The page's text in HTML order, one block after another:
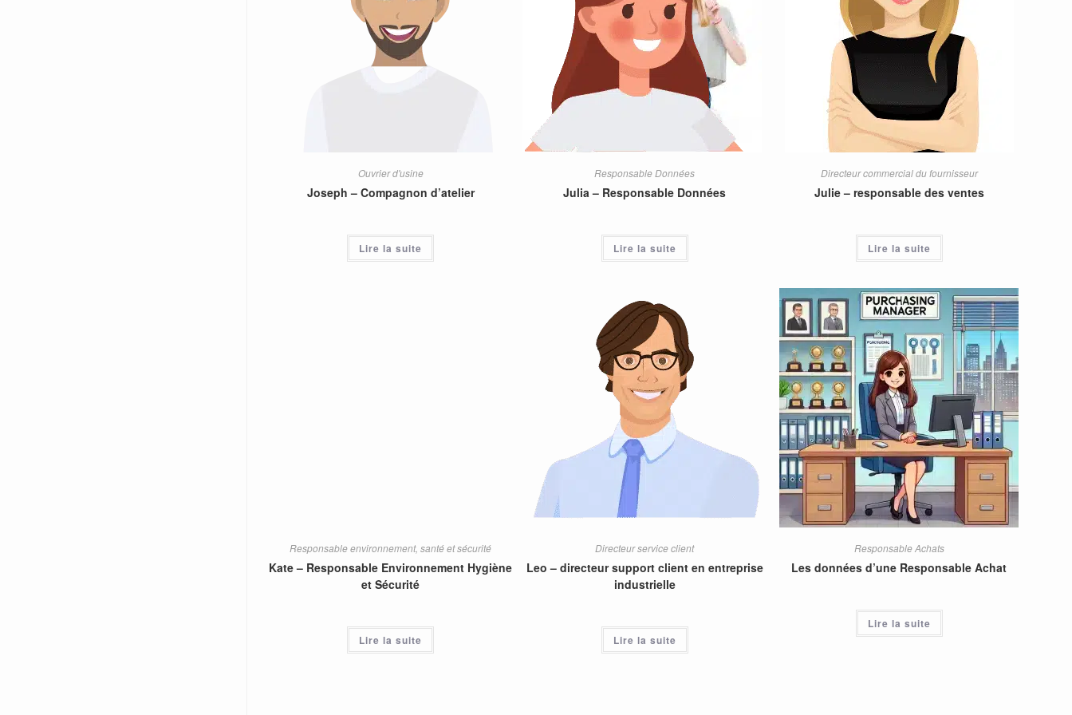
Ouvrier d'usine
Joseph – Compagnon d’atelier
Lire la suite
Responsable Données
Julia – Responsable Données
Lire la suite
Directeur commercial du fournisseur
Julie – responsable des ventes
Lire la suite
Responsable environnement, santé et sécurité
Kate – Responsable Environnement Hygiène
et Sécurité
Lire la suite
Directeur service client
Leo – directeur support client en entreprise
industrielle
Lire la suite
Responsable Achats
Les données d’une Responsable Achat
Lire la suite